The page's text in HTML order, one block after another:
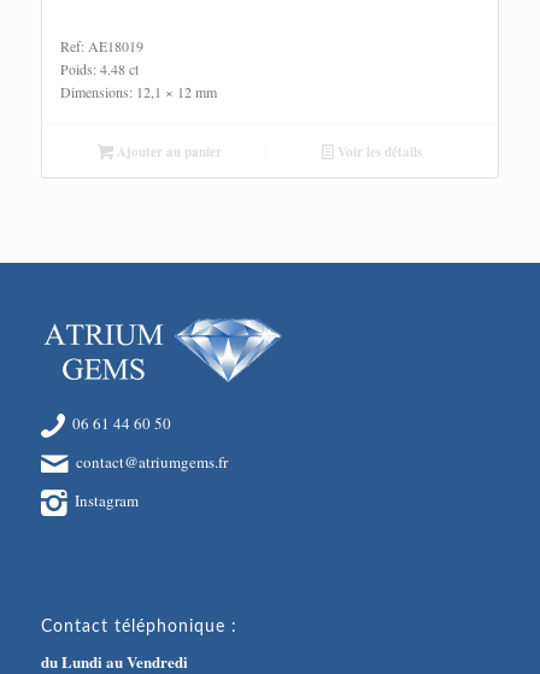
Ref: AE18019
Poids: 4.48 ct
Dimensions: 12,1 × 12 mm
Ajouter au panier Voir les détails
06 61 44 60 50
contact@atriumgems.fr
Instagram
Contact téléphonique :
du Lundi au Vendredi